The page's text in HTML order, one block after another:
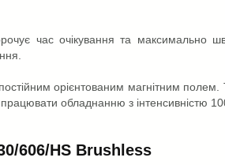
час очікування та максимально
орієнтованим магнітним полем.
обладнанню з інтенсивністю
606/HS Brushless